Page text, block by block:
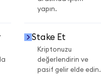
yapın.
Stake Et
Kriptonuzu
değerlendirin ve
pasif gelir elde edin.